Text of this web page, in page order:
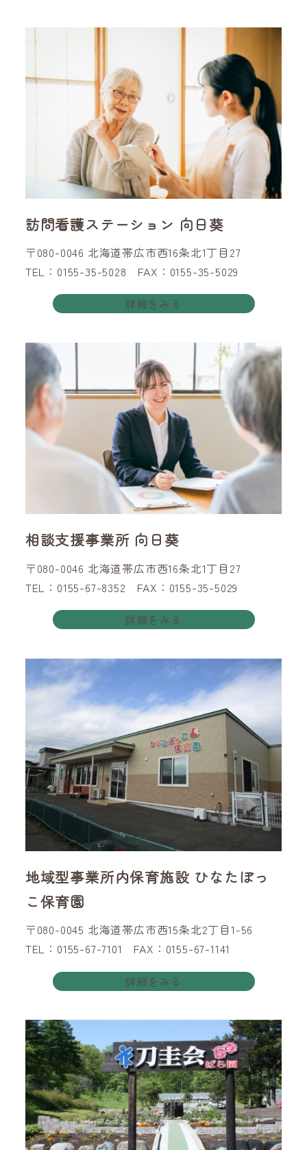
訪問看護ステーション 向日葵
〒080-0046 北海道帯広市西16条北1丁目27
TEL：0155-35-5028 FAX：0155-35-5029
詳細をみる
相談支援事業所 向日葵
〒080-0046 北海道帯広市西16条北1丁目27
TEL：0155-67-8352 FAX：0155-35-5029
詳細をみる
地域型事業所内保育施設 ひなたぼっ
こ保育園
〒080-0045 北海道帯広市西15条北2丁目1-56
TEL：0155-67-7101 FAX：0155-67-1141
詳細をみる